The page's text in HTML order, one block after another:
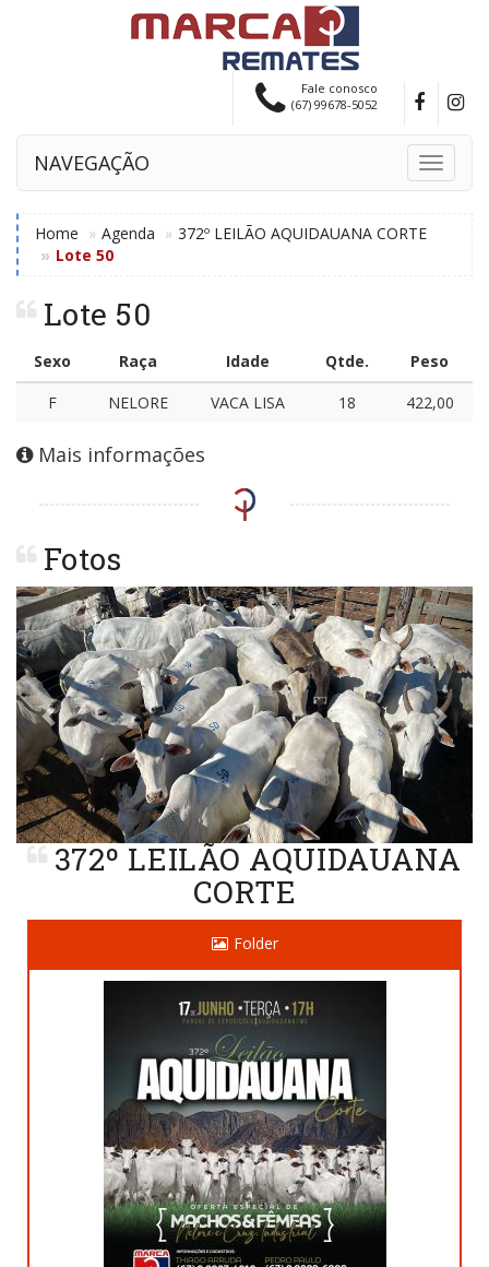
Fale conosco
(67) 99678-5052
Toggle
NAVEGAÇÃO
Home Agenda
372º LEILÃO AQUIDAUANA CORTE
Lote 50
Lote 50
Sexo Raça Idade Qtde.
Peso
F
NELORE VACA LISA 18 422,00
Mais informações
Fotos
Previous Next
372º LEILÃO AQUIDAUANA
CORTE
Folder